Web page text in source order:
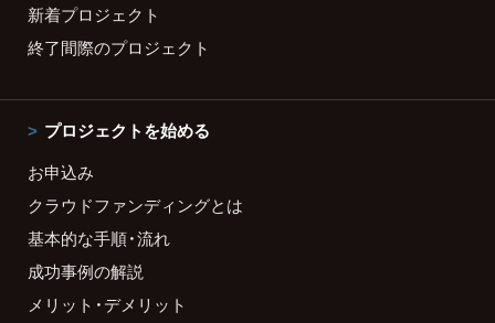
新着プロジェクト
終了間際のプロジェクト
プロジェクトを始める
お申込み
クラウドファンディングとは
基本的な手順・流れ
成功事例の解説
メリット・デメリット